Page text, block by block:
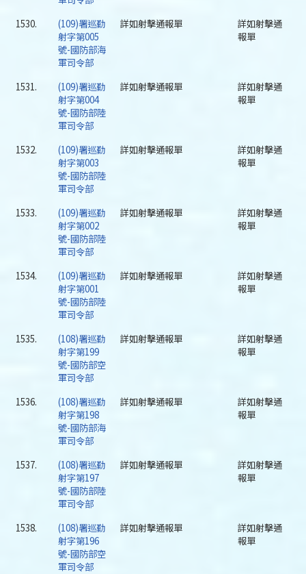
1530.
(109)署巡勤
射字第005
號-國防部海
軍司令部
詳如射擊通報單
詳如射擊通
報單
1531.
(109)署巡勤
射字第004
號-國防部陸
軍司令部
詳如射擊通報單
詳如射擊通
報單
1532.
(109)署巡勤
射字第003
號-國防部陸
軍司令部
詳如射擊通報單
詳如射擊通
報單
1533.
(109)署巡勤
射字第002
號-國防部陸
軍司令部
詳如射擊通報單
詳如射擊通
報單
1534.
(109)署巡勤
射字第001
號-國防部陸
軍司令部
詳如射擊通報單
詳如射擊通
報單
1535.
(108)署巡勤
射字第199
號-國防部空
軍司令部
詳如射擊通報單
詳如射擊通
報單
1536.
(108)署巡勤
射字第198
號-國防部海
軍司令部
詳如射擊通報單
詳如射擊通
報單
1537.
(108)署巡勤
射字第197
號-國防部陸
軍司令部
詳如射擊通報單
詳如射擊通
報單
1538.
(108)署巡勤
射字第196
號-國防部空
軍司令部
詳如射擊通報單
詳如射擊通
報單